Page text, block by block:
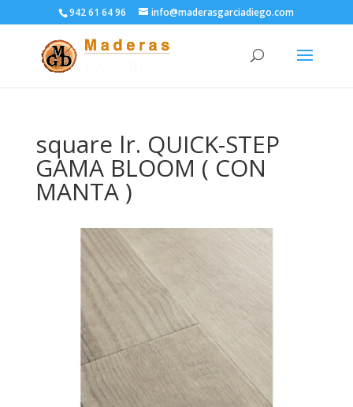
942 61 64 96 info@maderasgarciadiego.com
square lr. QUICK-STEP
GAMA BLOOM ( CON
MANTA )